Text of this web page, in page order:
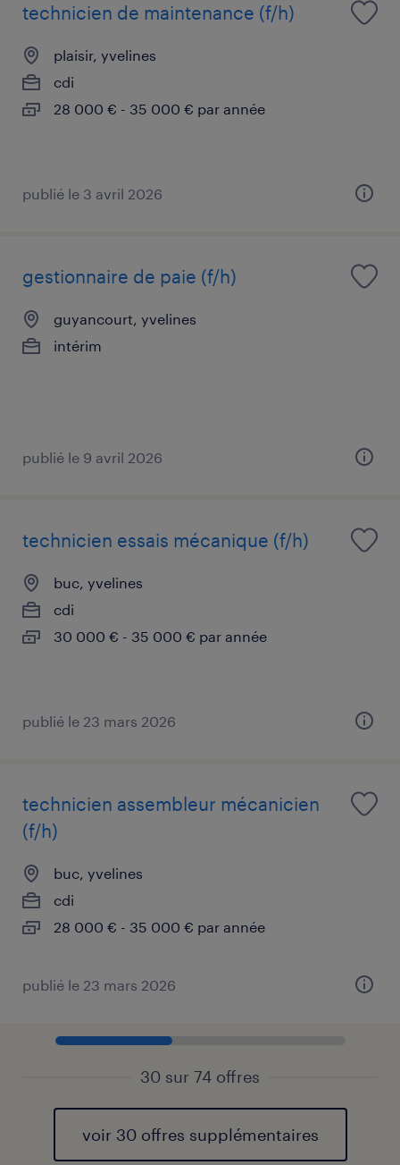
technicien de maintenance (f/h)
plaisir, yvelines
cdi
28 000 € - 35 000 € par année
publié le 3 avril 2026
gestionnaire de paie (f/h)
guyancourt, yvelines
intérim
publié le 9 avril 2026
technicien essais mécanique (f/h)
buc, yvelines
cdi
30 000 € - 35 000 € par année
publié le 23 mars 2026
technicien assembleur mécanicien
(f/h)
buc, yvelines
cdi
28 000 € - 35 000 € par année
publié le 23 mars 2026
30 sur 74 offres
voir 30 offres supplémentaires